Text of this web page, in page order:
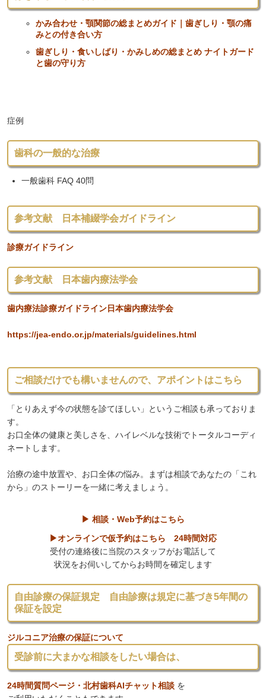
かみ合わせ・顎関節の総まとめガイド｜歯ぎしり・顎の痛
みとの付き合い方
歯ぎしり・食いしばり・かみしめの総まとめ ナイトガード
と歯の守り方
症例
歯科の一般的な治療
一般歯科 FAQ 40問
参考文献 日本補綴学会ガイドライン
診療ガイドライン
参考文献 日本歯内療法学会
歯内療法診療ガイドライン日本歯内療法学会
https://jea-endo.or.jp/materials/guidelines.html
ご相談だけでも構いませんので、アポイントはこちら
「とりあえず今の状態を診てほしい」というご相談も承っておりま
す。
お口全体の健康と美しさを、ハイレベルな技術でトータルコーディ
ネートします。
治療の途中放置や、お口全体の悩み。まずは相談であなたの「これ
から」のストーリーを一緒に考えましょう。
▶ 相談・Web予約はこちら
▶オンラインで仮予約はこちら 24時間対応
受付の連絡後に当院のスタッフがお電話して
状況をお伺いしてからお時間を確定します
自由診療の保証規定 自由診療は規定に基づき5年間の
保証を設定
ジルコニア治療の保証について
受診前に大まかな相談をしたい場合は、
24時間質問ページ・北村歯科AIチャット相談 を